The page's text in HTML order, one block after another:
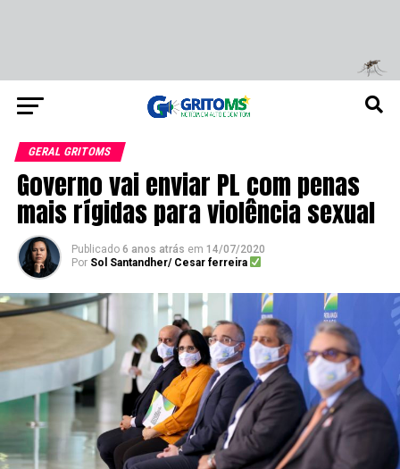
GERAL GRITOMS
Governo vai enviar PL com penas
mais rígidas para violência sexual
Publicado 6 anos atrás em 14/07/2020
Por Sol Santandher/ Cesar ferreira